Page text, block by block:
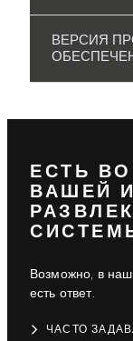
ВЕРСИЯ
ЕСТЬ
ВАШЕЙ
Возможно, в
есть ответ.
ЧАСТО